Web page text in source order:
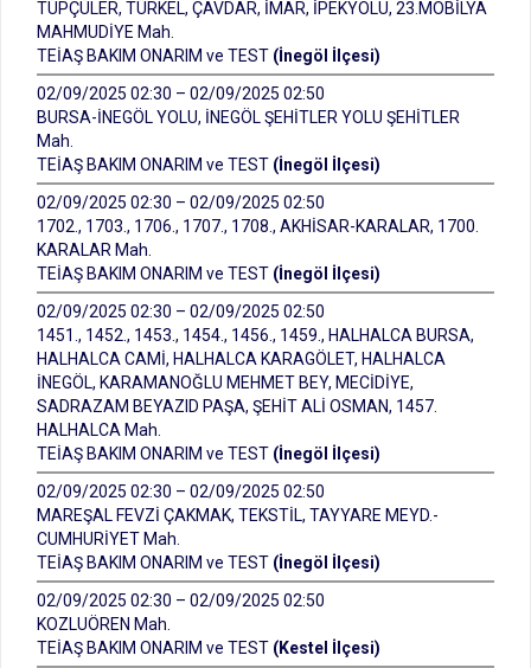
TÜPÇÜLER, TÜRKEL, ÇAVDAR, İMAR, İPEKYOLU, 23.MOBİLYA
MAHMUDİYE Mah.
TEİAŞ BAKIM ONARIM ve TEST (İnegöl İlçesi)
02/09/2025 02:30 – 02/09/2025 02:50
BURSA-İNEGÖL YOLU, İNEGÖL ŞEHİTLER YOLU ŞEHİTLER
Mah.
TEİAŞ BAKIM ONARIM ve TEST (İnegöl İlçesi)
02/09/2025 02:30 – 02/09/2025 02:50
1702., 1703., 1706., 1707., 1708., AKHİSAR-KARALAR, 1700.
KARALAR Mah.
TEİAŞ BAKIM ONARIM ve TEST (İnegöl İlçesi)
02/09/2025 02:30 – 02/09/2025 02:50
1451., 1452., 1453., 1454., 1456., 1459., HALHALCA BURSA,
HALHALCA CAMİ, HALHALCA KARAGÖLET, HALHALCA
İNEGÖL, KARAMANOĞLU MEHMET BEY, MECİDİYE,
SADRAZAM BEYAZID PAŞA, ŞEHİT ALİ OSMAN, 1457.
HALHALCA Mah.
TEİAŞ BAKIM ONARIM ve TEST (İnegöl İlçesi)
02/09/2025 02:30 – 02/09/2025 02:50
MAREŞAL FEVZİ ÇAKMAK, TEKSTİL, TAYYARE MEYD.-
CUMHURİYET Mah.
TEİAŞ BAKIM ONARIM ve TEST (İnegöl İlçesi)
02/09/2025 02:30 – 02/09/2025 02:50
KOZLUÖREN Mah.
TEİAŞ BAKIM ONARIM ve TEST (Kestel İlçesi)